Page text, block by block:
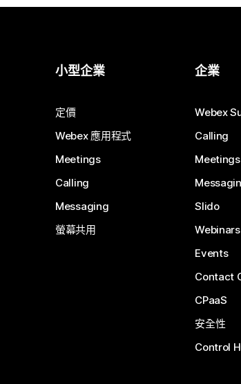
小型企業
定價
Webex 應用程式
Meetings
Calling
Messaging
螢幕共用
企業
Webex
Calling
Meetings
Slido
Webinars
Events
Contact
CPaaS
安全性
Control